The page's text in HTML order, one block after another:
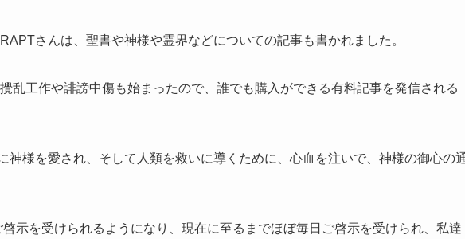
さんは、聖書や神様や霊界などについての記事も書かれました。
乱工作や誹謗中傷も始まったので、誰でも購入ができる有料記事を発信される
神様を愛され、そして人類を救いに導くために、心血を注いで、神様の御心の
示を受けられるようになり、現在に至るまでほぼ毎日ご啓示を受けられ、私達